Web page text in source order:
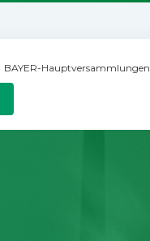
BAYER-Hauptversammlungen